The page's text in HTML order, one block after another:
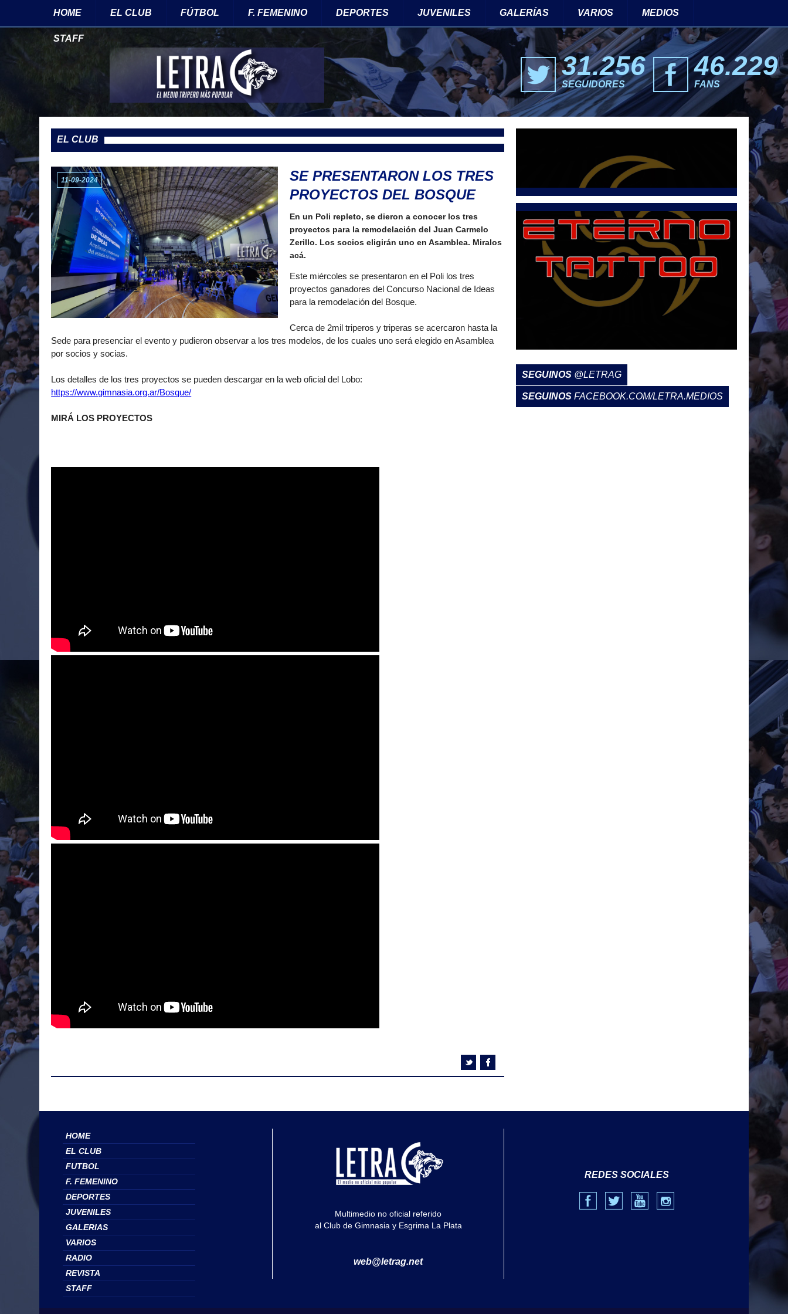
HOME EL CLUB FÚTBOL F. FEMENINO DEPORTES JUVENILES GALERÍAS VARIOS MEDIOS
STAFF
46.229
FANS
31.256
SEGUIDORES
EL CLUB
11-09-2024
SE PRESENTARON LOS TRES
PROYECTOS DEL BOSQUE
En un Poli repleto, se dieron a conocer los tres
proyectos para la remodelación del Juan Carmelo
Zerillo. Los socios eligirán uno en Asamblea. Miralos
acá.
Este miércoles se presentaron en el Poli los tres
proyectos ganadores del Concurso Nacional de Ideas
para la remodelación del Bosque.
Cerca de 2mil triperos y triperas se acercaron hasta la
Sede para presenciar el evento y pudieron observar a los tres modelos, de los cuales uno será elegido en Asamblea
por socios y socias.
Los detalles de los tres proyectos se pueden descargar en la web oficial del Lobo:
https://www.gimnasia.org.ar/Bosque/
MIRÁ LOS PROYECTOS
SEGUINOS @LETRAG
SEGUINOSFACEBOOK.COM/LETRA.MEDIOS
HOME
EL CLUB
FUTBOL
F. FEMENINO
DEPORTES
JUVENILES
GALERIAS
VARIOS
RADIO
REVISTA
STAFF
Multimedio no oficial referido
al Club de Gimnasia y Esgrima La Plata
web@letrag.net
REDES SOCIALES